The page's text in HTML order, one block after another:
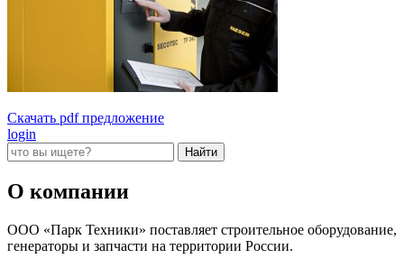
Скачать pdf предложение
login
О компании
ООО «Парк Техники» поставляет строительное оборудование,
генераторы и запчасти на территории России.